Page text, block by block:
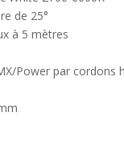
de 25°
à 5 mètres
Power par cordons